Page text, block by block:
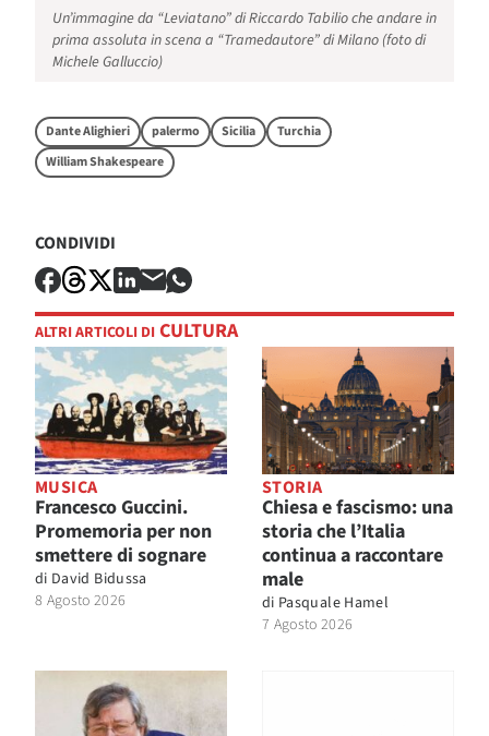
Un’immagine da “Leviatano” di Riccardo Tabilio che andare in
prima assoluta in scena a “Tramedautore” di Milano (foto di
Michele Galluccio)
Dante Alighieri palermo Sicilia
Turchia
William Shakespeare
CONDIVIDI
ALTRI ARTICOLI DI CULTURA
MUSICA
Francesco Guccini.
Promemoria per non
smettere di sognare
di David Bidussa
8 Agosto 2026
STORIA
Chiesa e fascismo: una
storia che l’Italia
continua a raccontare
male
di Pasquale Hamel
7 Agosto 2026